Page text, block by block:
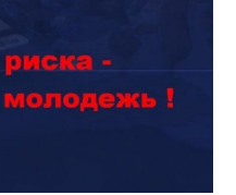
на 2025-2026
законопослушного
МБОУ